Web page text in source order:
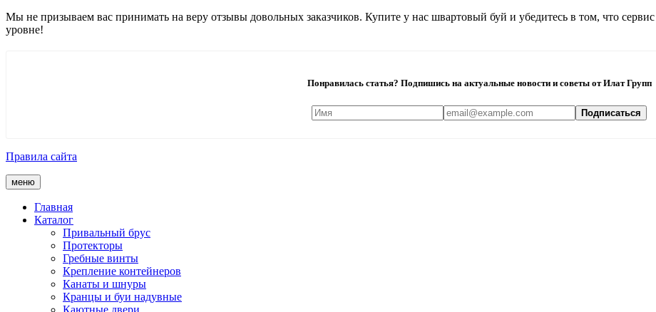
Мы не призываем вас принимать на веру отзывы довольных заказчиков. Купите у нас швартовый буй и убедитесь в том, что
уровне!
Понравилась статья? Подпишись на актуальные новости и советы от Илат Групп
Подписаться
Правила сайта
меню
Главная
Каталог
Привальный брус
Протекторы
Гребные винты
Крепление контейнеров
Канаты и шнуры
Кранцы и буи надувные
Каютные двери